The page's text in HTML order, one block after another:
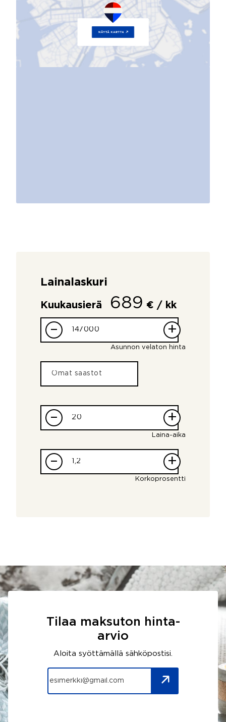
Lainalaskuri
Kuukausierä 689 € / kk
– +
Asunnon velaton hinta
– +
Laina-aika
– +
Korkoprosentti
Tilaa maksuton hinta-
arvio
Aloita syöttämällä sähköpostisi.